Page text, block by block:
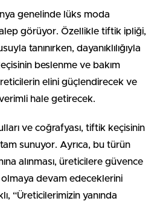
genelinde lüks moda
görüyor. Özellikle tiftik ipliği,
tanınırken, dayanıklılığıyla
beslenme ve bakım
elini güçlendirecek ve
hale getirecek.
ve coğrafyası, tiftik keçisinin
sunuyor. Ayrıca, bu türün
alınması, üreticilere güvence
devam edeceklerini
“Üreticilerimizin yanında